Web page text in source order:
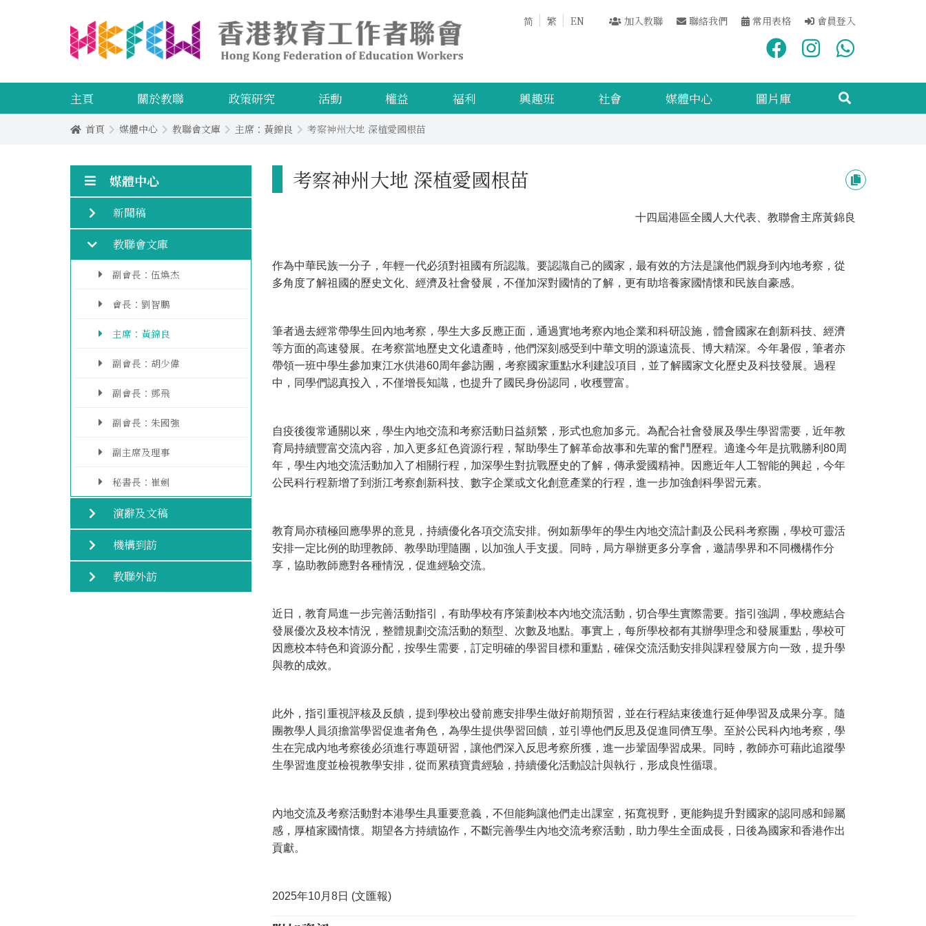
简 繁 EN 加入教聯 聯絡我們 常用表格 會員登入
主頁 關於教聯 政策研究 活動 權益 福利 興趣班 社會 媒體中心 圖片庫
首頁 媒體中心 教聯會文庫 主席：黃錦良 考察神州大地 深植愛國根苗
媒體中心
新聞稿
教聯會文庫
副會長：伍煥杰
會長：劉智鵬
主席：黃錦良
副會長：胡少偉
副會長：鄧飛
副會長：朱國強
副主席及理事
秘書長：崔劍
演辭及文稿
機構到訪
教聯外訪
考察神州大地 深植愛國根苗
十四屆港區全國人大代表、教聯會主席黃錦良
作為中華民族一分子，年輕一代必須對祖國有所認識。要認識自己的國家，最有效的方法是讓他們親身到內地考察，從
多角度了解祖國的歷史文化、經濟及社會發展，不僅加深對國情的了解，更有助培養家國情懷和民族自豪感。
筆者過去經常帶學生回內地考察，學生大多反應正面，通過實地考察內地企業和科研設施，體會國家在創新科技、經濟
等方面的高速發展。在考察當地歷史文化遺產時，他們深刻感受到中華文明的源遠流長、博大精深。今年暑假，筆者亦
帶領一班中學生參加東江水供港60周年參訪團，考察國家重點水利建設項目，並了解國家文化歷史及科技發展。過程
中，同學們認真投入，不僅增長知識，也提升了國民身份認同，收穫豐富。
自疫後復常通關以來，學生內地交流和考察活動日益頻繁，形式也愈加多元。為配合社會發展及學生學習需要，近年教
育局持續豐富交流內容，加入更多紅色資源行程，幫助學生了解革命故事和先輩的奮鬥歷程。適逢今年是抗戰勝利80周
年，學生內地交流活動加入了相關行程，加深學生對抗戰歷史的了解，傳承愛國精神。因應近年人工智能的興起，今年
公民科行程新增了到浙江考察創新科技、數字企業或文化創意產業的行程，進一步加強創科學習元素。
教育局亦積極回應學界的意見，持續優化各項交流安排。例如新學年的學生內地交流計劃及公民科考察團，學校可靈活
安排一定比例的助理教師、教學助理隨團，以加強人手支援。同時，局方舉辦更多分享會，邀請學界和不同機構作分
享，協助教師應對各種情況，促進經驗交流。
近日，教育局進一步完善活動指引，有助學校有序策劃校本內地交流活動，切合學生實際需要。指引強調，學校應結合
發展優次及校本情況，整體規劃交流活動的類型、次數及地點。事實上，每所學校都有其辦學理念和發展重點，學校可
因應校本特色和資源分配，按學生需要，訂定明確的學習目標和重點，確保交流活動安排與課程發展方向一致，提升學
與教的成效。
此外，指引重視評核及反饋，提到學校出發前應安排學生做好前期預習，並在行程結束後進行延伸學習及成果分享。隨
團教學人員須擔當學習促進者角色，為學生提供學習回饋，並引導他們反思及促進同儕互學。至於公民科內地考察，學
生在完成內地考察後必須進行專題研習，讓他們深入反思考察所獲，進一步鞏固學習成果。同時，教師亦可藉此追蹤學
生學習進度並檢視教學安排，從而累積寶貴經驗，持續優化活動設計與執行，形成良性循環。
內地交流及考察活動對本港學生具重要意義，不但能夠讓他們走出課室，拓寬視野，更能夠提升對國家的認同感和歸屬
感，厚植家國情懷。期望各方持續協作，不斷完善學生內地交流考察活動，助力學生全面成長，日後為國家和香港作出
貢獻。
2025年10月8日 (文匯報)